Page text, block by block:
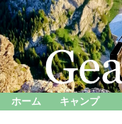
ホーム キャンプ